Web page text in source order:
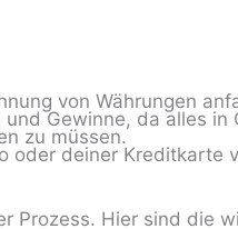
von Währungen
Gewinne, da alles in
zu müssen.
oder deiner Kreditkarte
Prozess. Hier sind die